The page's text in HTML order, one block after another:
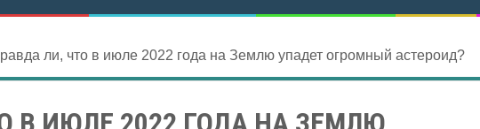
ли, что в июле 2022 года на Землю упадет огромный астероид?